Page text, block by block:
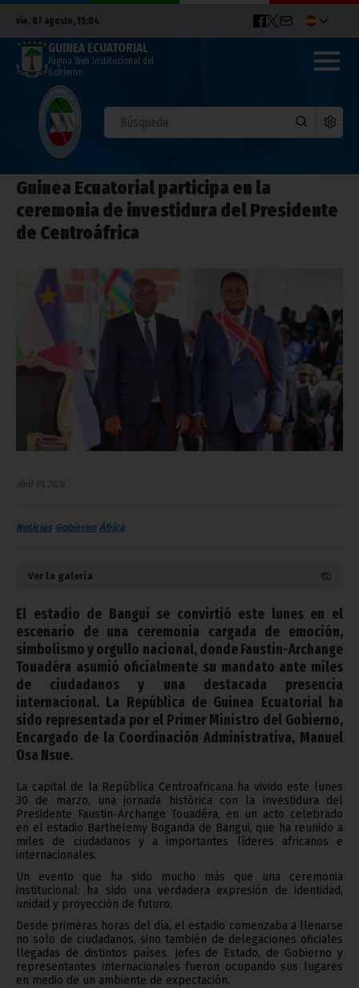
vie. 07 agosto, 15:04
GUINEA ECUATORIAL
Página Web Institucional del
Gobierno
Guinea Ecuatorial participa en la
ceremonia de investidura del Presidente
de Centroáfrica
abril 01, 2026
Noticias Gobierno África
Ver la galería
El estadio de Bangui se convirtió este lunes en el
escenario de una ceremonia cargada de emoción,
simbolismo y orgullo nacional, donde Faustin-Archange
Touadéra asumió oficialmente su mandato ante miles
de ciudadanos y una destacada presencia
internacional. La República de Guinea Ecuatorial ha
sido representada por el Primer Ministro del Gobierno,
Encargado de la Coordinación Administrativa, Manuel
Osa Nsue.
La capital de la República Centroafricana ha vivido este lunes
30 de marzo, una jornada histórica con la investidura del
Presidente Faustin-Archange Touadéra, en un acto celebrado
en el estadio Barthelemy Boganda de Bangui, que ha reunido a
miles de ciudadanos y a importantes líderes africanos e
internacionales.
Un evento que ha sido mucho más que una ceremonia
institucional: ha sido una verdadera expresión de identidad,
unidad y proyección de futuro.
Desde primeras horas del día, el estadio comenzaba a llenarse
no solo de ciudadanos, sino también de delegaciones oficiales
llegadas de distintos países. Jefes de Estado, de Gobierno y
representantes internacionales fueron ocupando sus lugares
en medio de un ambiente de expectación.